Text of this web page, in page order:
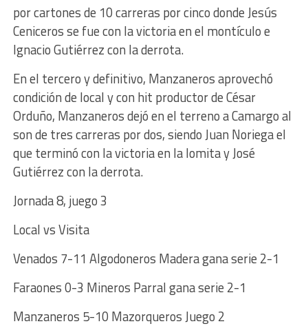
por cartones de 10 carreras por cinco donde Jesús
Ceniceros se fue con la victoria en el montículo e
Ignacio Gutiérrez con la derrota.
En el tercero y definitivo, Manzaneros aprovechó
condición de local y con hit productor de César
Orduño, Manzaneros dejó en el terreno a Camargo al
son de tres carreras por dos, siendo Juan Noriega el
que terminó con la victoria en la lomita y José
Gutiérrez con la derrota.
Jornada 8, juego 3
Local vs Visita
Venados 7-11 Algodoneros Madera gana serie 2-1
Faraones 0-3 Mineros Parral gana serie 2-1
Manzaneros 5-10 Mazorqueros Juego 2